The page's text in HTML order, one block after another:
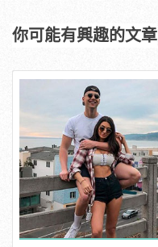
你可能有興趣的文章